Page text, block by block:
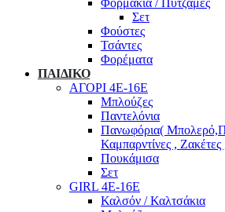
Φορμάκια / Πυτζάμες
Σετ
Φούστες
Τσάντες
Φορέματα
ΠΑΙΔΙΚΟ
ΑΓΟΡΙ 4Ε-16Ε
Μπλούζες
Παντελόνια
Πανωφόρια(
Καμπαρντίνες ,
Πουκάμισα
Σετ
GIRL 4Ε-16Ε
Καλσόν / Καλτσάκια